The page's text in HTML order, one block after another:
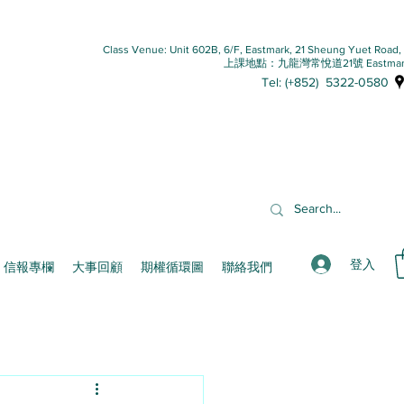
Class Venue: Unit 602B, 6/F, Eastmark, 21 Sheung Yuet
上課地點：九龍灣常悅道21號
Tel: (+852) 5322-0580
信報專欄 大事回顧 期權循環圖 聯絡我們 登入